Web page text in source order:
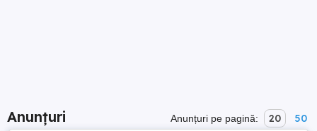
Anunțuri Anunțuri pe pagină: 20 50